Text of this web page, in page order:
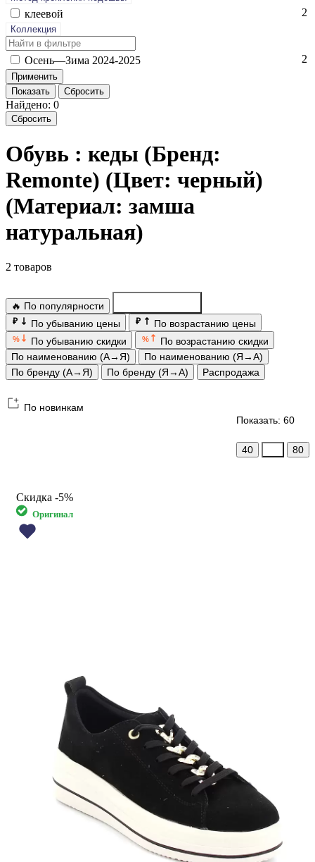
кле­евой 2
Коллекция
Осень—Зи­ма 2024-2025 2
Показать Сбросить
Найдено: 0
Сбросить
Обувь : кеды (Бренд:
Remonte) (Цвет: черный)
(Материал: замша
натуральная)
2 товаров
🔥 По популярности
₽ По убыванию цены ₽ По возрастанию цены
% По убыванию скидки %
По возрастанию скидки
По наименованию (А→Я)
По наименованию (Я→А)
По бренду (А→Я)
По бренду (Я→А) Распродажа
По новинкам
Показать: 60
40 80
Скидка -5%
Оригинал